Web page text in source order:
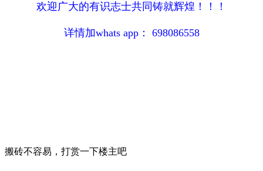
欢迎广大的有识志士共同铸就辉煌！！！
详情加whats app： 698086558
搬砖不容易，打赏一下楼主吧